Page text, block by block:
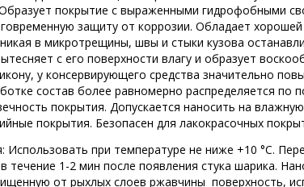
покрытие с выраженными гидрофобными
защиту от коррозии. Обладает
в микротрещины, швы и стыки кузова
с его поверхности влагу и образует
у консервирующего средства значительно
состав более равномерно распределяется по
покрытия. Допускается наносить на
покрытия. Безопасен для лакокрасочных
Использовать при температуре не ниже +10 °С.
течение 1-2 мин после появления стука шарика.
от рыхлых слоев ржавчины поверхность,